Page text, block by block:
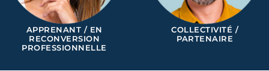
APPRENANT / EN
RECONVERSION
PROFESSIONNELLE
COLLECTIVITÉ /
PARTENAIRE